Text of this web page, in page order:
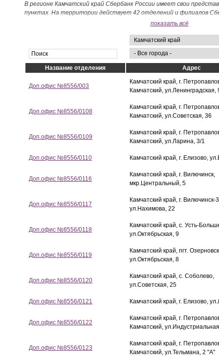
В регионе Камчатский край Сбербанк России имеет свои
пунктах. На территории действует 42 отделений и филиалов
показать всё
Название отделения Адрес
Доп.офис №8556/003
Камчатский край, г.
Камчатский, ул.Ленинградская,
Доп.офис №8556/0108
Камчатский край, г.
Камчатский, ул.Советская, 36
Доп.офис №8556/0109
Камчатский край, г.
Камчатский, ул.Ларина, 3/1
Доп.офис №8556/0110 Камчатский край, г. Елизово,
Доп.офис №8556/0116
Камчатский край, г. Вилючинск,
мкр.Центральный, 5
Доп.офис №8556/0117
Камчатский край, г. Вилючинск-
ул.Нахимова, 22
Доп.офис №8556/0118
Камчатский край, с. Усть-
ул.Октябрьская, 9
Доп.офис №8556/0119
Камчатский край, пгт.
ул.Октябрьская, 8
Доп.офис №8556/0120
Камчатский край, с. Соболево,
ул.Советская, 25
Доп.офис №8556/0121 Камчатский край, г. Елизово,
Доп.офис №8556/0122
Камчатский край, г.
Камчатский,
Доп.офис №8556/0123
Камчатский край, г.
Камчатский, ул.Тельмана, 2 "А"